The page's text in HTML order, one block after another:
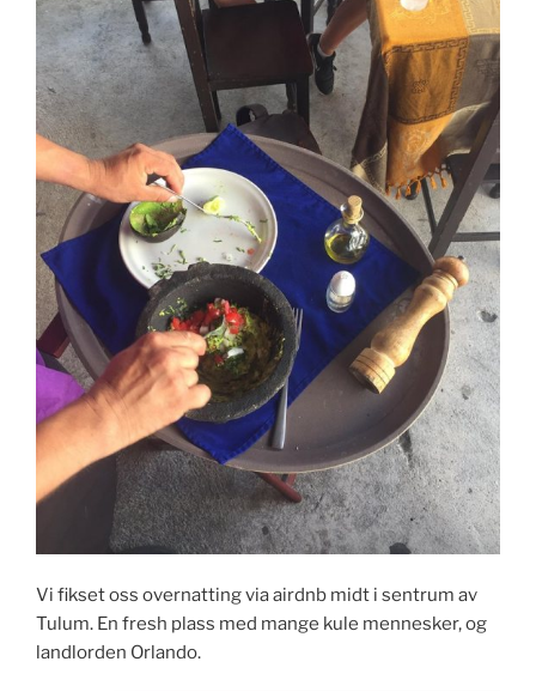
Vi fikset oss overnatting via airdnb midt i sentrum av
Tulum. En fresh plass med mange kule mennesker, og
landlorden Orlando.